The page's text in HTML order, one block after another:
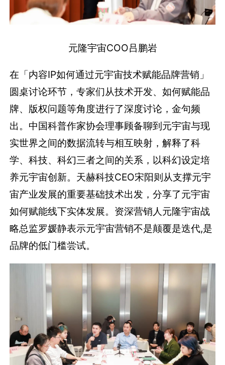
元隆宇宙COO吕鹏岩
在「内容IP如何通过元宇宙技术赋能品牌营销」
圆桌讨论环节，专家们从技术开发、如何赋能品
牌、版权问题等角度进行了深度讨论，金句频
出。中国科普作家协会理事顾备聊到元宇宙与现
实世界之间的数据流转与相互映射，解释了科
学、科技、科幻三者之间的关系，以科幻设定培
养元宇宙创新。天赫科技CEO宋阳则从支撑元宇
宙产业发展的重要基础技术出发，分享了元宇宙
如何赋能线下实体发展。资深营销人元隆宇宙战
略总监罗媛静表示元宇宙营销不是颠覆是迭代,是
品牌的低门槛尝试。